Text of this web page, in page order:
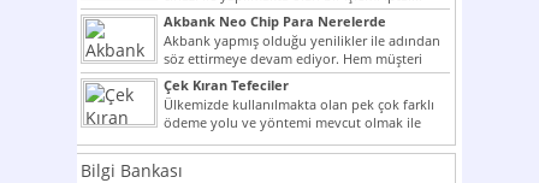
Akbank Neo Chip Para Nerelerde
Kullanılır?
Akbank yapmış olduğu yenilikler ile adından
söz ettirmeye devam ediyor. Hem müşteri
potansiyelini arttırmak hem...
Çek Kıran Tefeciler
Ülkemizde kullanılmakta olan pek çok farklı
ödeme yolu ve yöntemi mevcut olmak ile
beraber bunlar...
Bilgi Bankası